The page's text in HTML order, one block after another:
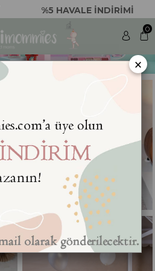
%5 HAVALE İNDİRİMİ
0
×